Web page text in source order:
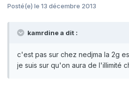
Posté(e) le 13 décembre 2013
kamrdine a dit :
c'est pas sur chez nedjma la 2g
je suis sur qu'on aura de l'illimité